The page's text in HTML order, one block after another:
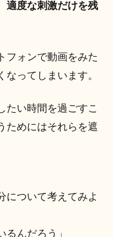
適度な刺激だけを残
フォンで動画をみた
なってしまいます。
たい時間を過ごすこ
ためにはそれらを遮
について考えてみよ
るんだろう」